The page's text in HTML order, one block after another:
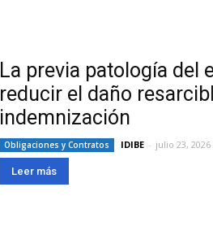
La previa patología del
reducir el daño
indemnización
Obligaciones y Contratos IDIBE - julio 23, 2026
Leer más